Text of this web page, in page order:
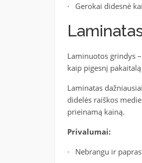
· Gerokai didesnė
Laminuotos grindys
kaip pigesnį
Laminatas
didelės raiškos
prieinamą kainą.
Privalumai:
· Nebrangu ir